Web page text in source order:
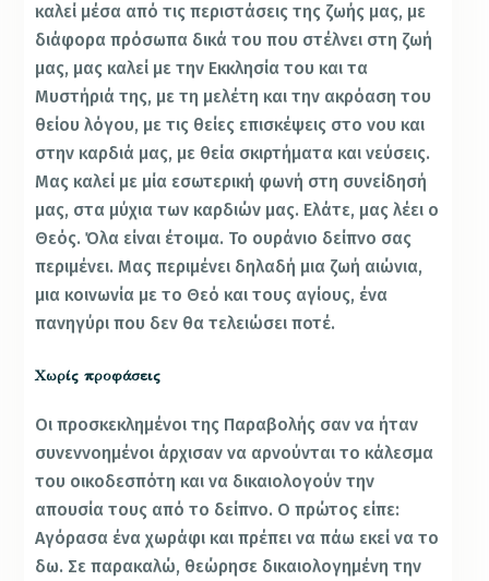
καλεί μέσα από τις περιστάσεις της ζωής μας, με
διάφορα πρόσωπα δικά του που στέλνει στη ζωή
μας, μας καλεί με την Εκκλησία του και τα
Μυστήριά της, με τη μελέτη και την ακρόαση του
θείου λόγου, με τις θείες επισκέψεις στο νου και
στην καρδιά μας, με θεία σκιρτήματα και νεύσεις.
Μας καλεί με μία εσωτερική φωνή στη συνείδησή
μας, στα μύχια των καρδιών μας. Ελάτε, μας λέει ο
Θεός. Όλα είναι έτοιμα. Το ουράνιο δείπνο σας
περιμένει. Μας περιμένει δηλαδή μια ζωή αιώνια,
μια κοινωνία με το Θεό και τους αγίους, ένα
πανηγύρι που δεν θα τελειώσει ποτέ.
Χωρίς προφάσεις
Οι προσκεκλημένοι της Παραβολής σαν να ήταν
συνεννοημένοι άρχισαν να αρνούνται το κάλεσμα
του οικοδεσπότη και να δικαιολογούν την
απουσία τους από το δείπνο. Ο πρώτος είπε:
Αγόρασα ένα χωράφι και πρέπει να πάω εκεί να το
δω. Σε παρακαλώ, θεώρησε δικαιολογημένη την